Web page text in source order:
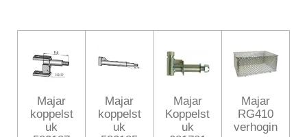
n
e
n
Majar
koppelst
uk
Majar
koppelst
uk
Majar
Koppelst
uk
Majar
RG410
verhogin